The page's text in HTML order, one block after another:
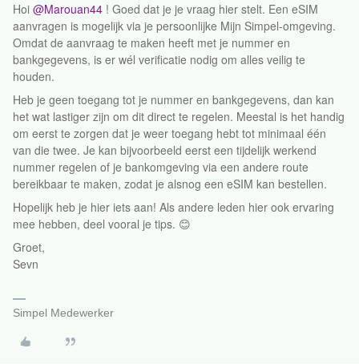
Hoi ​ @Marouan44 ! Goed dat je je vraag hier stelt. Een eSIM
aanvragen is mogelijk via je persoonlijke Mijn Simpel-omgeving.
Omdat de aanvraag te maken heeft met je nummer en
bankgegevens, is er wél verificatie nodig om alles veilig te
houden.
Heb je geen toegang tot je nummer en bankgegevens, dan kan
het wat lastiger zijn om dit direct te regelen. Meestal is het handig
om eerst te zorgen dat je weer toegang hebt tot minimaal één
van die twee. Je kan bijvoorbeeld eerst een tijdelijk werkend
nummer regelen of je bankomgeving via een andere route
bereikbaar te maken, zodat je alsnog een eSIM kan bestellen.
Hopelijk heb je hier iets aan! Als andere leden hier ook ervaring
mee hebben, deel vooral je tips. 😊
Groet,
Sevn
Simpel Medewerker